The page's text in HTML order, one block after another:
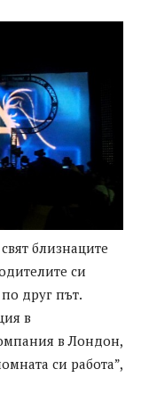
близнаците
си
друг път.
в
в Лондон,
си работа”,